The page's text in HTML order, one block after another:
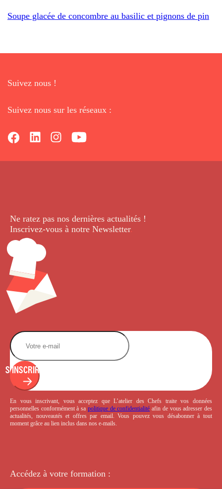
Soupe glacée de concombre au basilic et pignons de pin
Suivez nous !
Suivez nous sur les réseaux :
Ne ratez pas nos dernières actualités !
Inscrivez-vous à notre Newsletter.
S'INSCRIRE
En vous inscrivant, vous acceptez que L’atelier des Chefs traite vos données
personnelles conformément à sa politique de confidentialité afin de vous adresser des
actualités, nouveautés et offres par email. Vous pouvez vous désabonner à tout
moment grâce au lien inclus dans nos e-mails.
Accédez à votre formation :